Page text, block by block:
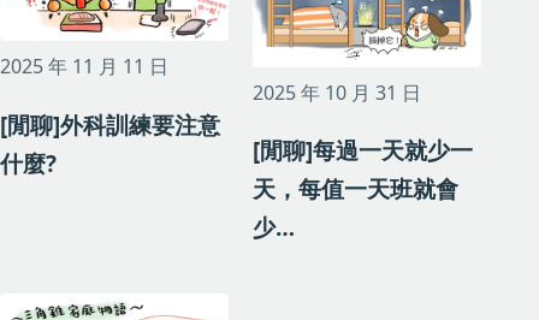
2025 年 11 月 11 日
[閒聊]外科訓練要注意
什麼?
2025 年 10 月 31 日
[閒聊]每過一天就少一
天，每值一天班就會
少…